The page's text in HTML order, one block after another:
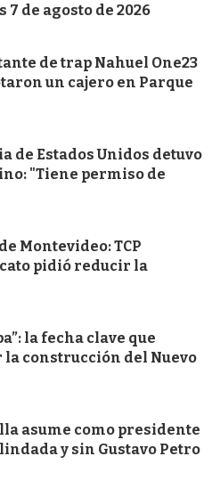
de agosto de 2026
de trap Nahuel One23
un cajero en Parque
de Estados Unidos detuvo
"Tiene permiso de
Montevideo: TCP
pidió reducir la
la fecha clave que
construcción del Nuevo
asume como presidente
y sin Gustavo Petro